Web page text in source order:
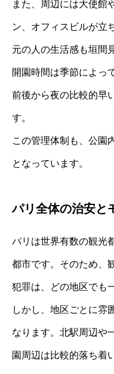
また、周辺には大使館
ン、オフィスビルが立
元の人の生活感も垣間
開園時間は季節によっ
前後から夜の比較的早
す。
この管理体制も、公園
となっています。
パリ全体の治安と
パリは世界有数の観光
都市です。そのため、
犯罪は、どの地区でも
しかし、地区ごとに雰
なります。北駅周辺や
園周辺は比較的落ち着